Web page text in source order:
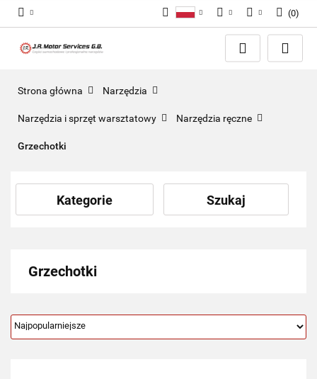
Zaloguj się
(0)
Strona główna Narzędzia
Narzędzia i sprzęt warsztatowy Narzędzia ręczne
Grzechotki
Kategorie Szukaj
Grzechotki